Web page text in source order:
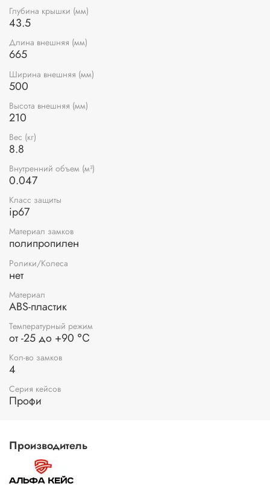
Глубина крышки (мм)
43.5
Длина внешняя (мм)
665
Ширина внешняя (мм)
500
Высота внешняя (мм)
210
Вес (кг)
8.8
Внутренний объем (м³)
0.047
Класс защиты
ip67
Материал замков
полипропилен
Ролики/Колеса
нет
Материал
ABS-пластик
Температурный режим
от -25 до +90 ℃
Кол-во замков
4
Серия кейсов
Профи
Производитель